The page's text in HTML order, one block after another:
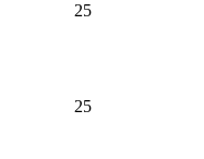
25
25